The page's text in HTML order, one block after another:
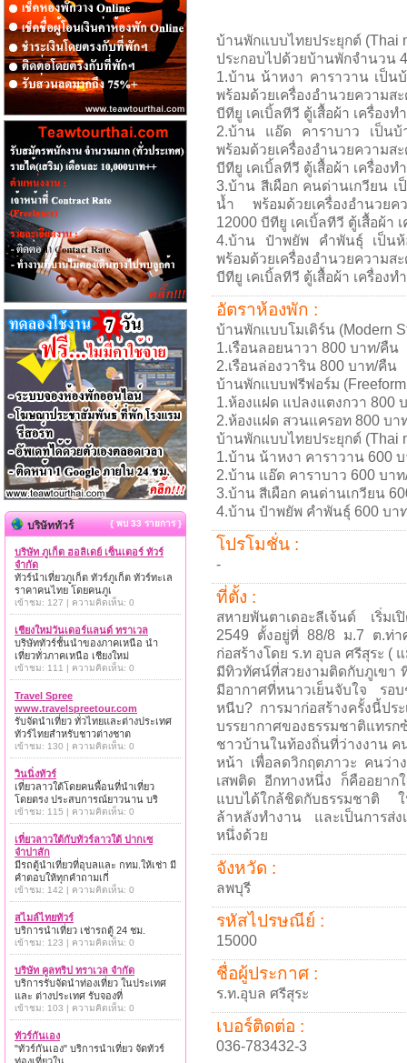
บ้านพักแบบไทยประยุกต์ (Thai
ประกอบไปด้วยบ้านพักจำนวน
1.บ้าน น้าหงา คาราวาน เป็น
พร้อมด้วยเครื่องอำนวยความ
บีทียู เคเบิ้ลทีวี ตู้เสื้อผ้า เครื่อง
2.บ้าน แอ๊ด คาราบาว เป็นบ้
พร้อมด้วยเครื่องอำนวยความ
บีทียู เคเบิ้ลทีวี ตู้เสื้อผ้า เครื่อง
3.บ้าน สีเผือก คนด่านเกวียน
น้ำ พร้อมด้วยเครื่องอำนวย
12000 บีทียู เคเบิ้ลทีวี ตู้เสื้อผ้า
4.บ้าน ป๋าพยัพ คำพันธุ์ เป็นห้
พร้อมด้วยเครื่องอำนวยความ
บีทียู เคเบิ้ลทีวี ตู้เสื้อผ้า เครื่อง
อัตราห้องพัก :
บ้านพักแบบโมเดิร์น (Modern
1.เรือนลอยนาวา 800 บาท/คืน
2.เรือนล่องวาริน 800 บาท/คืน
บ้านพักแบบฟรีฟอร์ม
1.ห้องแฝด แปลงแตงกวา 800
2.ห้องแฝด สวนแครอท 800 บา
บ้านพักแบบไทยประยุกต์ (Thai
1.บ้าน น้าหงา คาราวาน 600
2.บ้าน แอ๊ด คาราบาว 600 บา
3.บ้าน สีเผือก คนด่านเกวียน
4.บ้าน ป๋าพยัพ คำพันธุ์ 600 บา
โปรโมชั่น :
-
ที่ตั้ง :
สหายพันตาเดอะลีเจ้นด์ เริ่ม
2549 ตั้งอยู่ที่ 88/8 ม.7 ต.ท่
ก่อสร้างโดย ร.ท อุบล ศรีสุระ (
มีทิวทัศน์ที่สวยงามติดกับภูเขา
มีอากาศที่หนาวเย็นจับใจ รอ
หนีบ? การมาก่อสร้างครั้งนี้ปร
บรรยากาศของธรรมชาติแทร
ชาวบ้านในท้องถิ่นที่ว่างงาน ค
หน้า เพื่อลดวิกฤตภาวะ คนว่า
เสพติด อีกทางหนึ่ง ก็คืออยาก
แบบได้ใกล้ชิดกับธรรมชาติ ใ
ล้าหลังทำงาน และเป็นการส่ง
หนึ่งด้วย
จังหวัด :
ลพบุรี
รหัสไปรษณีย์ :
15000
ชื่อผู้ประกาศ :
ร.ท.อุบล ศรีสุระ
เบอร์ติดต่อ :
036-783432-3
บริษัททัวร์ { พบ 33 รายการ }
บริษัท ภูเก็ต ฮอลิเดย์ เซ็นเตอร์ ทัวร์
จำกัด
ทัวร์นำเที่ยวภูเก็ต ทัวร์ภูเก็ต ทัวร์ทะเล
ราคาคนไทย โดยคนภูเ
เข้าชม: 127 | ความคิดเห็น: 0
เชียงใหม่วันเดอร์แลนด์ ทราเวล
บริษัททัวร์ชั้นนำของภาคเหนือ นำ
เที่ยวทั่วภาคเหนือ เชียงใหม่
เข้าชม: 111 | ความคิดเห็น: 0
Travel Spree
www.travelspreetour.com
รับจัดนำเที่ยว ทั่วไทยและต่างประเทศ
ทัวร์ไทยสำหรับชาวต่างชาต
เข้าชม: 130 | ความคิดเห็น: 0
วินนิ่งทัวร์
เที่ยวลาวใต้โดยคนพื้อนที่นำเที่ยว
โดยตรง ประสบการณ์ยาวนาน บริ
เข้าชม: 115 | ความคิดเห็น: 0
เที่ยวลาวใต้กับทัวร์ลาวใต้ ปากเซ
จำปาสัก
มีรถตู้นำเที่ยวที่อุบลและ กทม.ให้เช่า มี
คำตอบให้ทุกคำถามเกี่
เข้าชม: 142 | ความคิดเห็น: 0
สไมล์ไทยทัวร์
บริการนำเที่ยว เช่ารถตู้ 24 ชม.
เข้าชม: 123 | ความคิดเห็น: 0
บริษัท คูลทริป ทราเวล จำกัด
บริการรับจัดนำท่องเที่ยว ในประเทศ
และ ต่างประเทศ รับจองที่
เข้าชม: 103 | ความคิดเห็น: 0
ทัวร์กันเอง
"ทัวร์กันเอง" บริการนำเที่ยว จัดทัวร์